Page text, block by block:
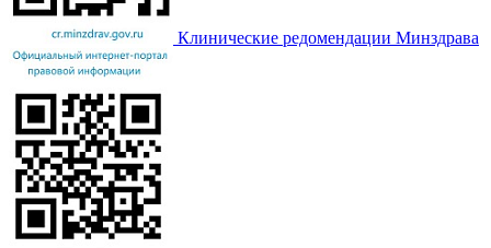
Клинические редомендации Минздрава